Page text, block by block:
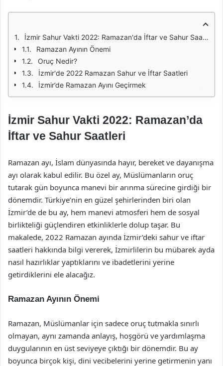
İzmir Sahur Vakti 2022: Ramazan'da İftar ve Sahur Saatleri
Ramazan Ayının Önemi
Oruç Nedir?
İzmir'de 2022 Ramazan Sahur ve İftar Saatleri
İzmir’de Ramazan Ayını Geçirmek
İzmir Sahur Vakti 2022: Ramazan’da
İftar ve Sahur Saatleri
Ramazan ayı, İslam dünyasında hayır, bereket ve dayanışma
ayı olarak kabul edilir. Bu özel ay, Müslümanların oruç
tutarak gün boyunca manevi bir arınma sürecine girdiği bir
dönemdir. Türkiye’nin en güzel şehirlerinden biri olan
İzmir’de de bu ay, hem manevi atmosferi hem de sosyal
birlikteliği güçlendiren etkinliklerle dolup taşar. Bu
makalede, 2022 Ramazan ayında İzmir’deki sahur ve iftar
saatleri hakkında bilgi vererek, İzmirlilerin bu mübarek ayda
nasıl hazırlıklar yaptıklarını ve ibadetlerini yerine
getirdiklerini ele alacağız.
Ramazan Ayının Önemi
Ramazan, Müslümanlar için sadece oruç tutmakla sınırlı
olmayan, aynı zamanda anlayış, hoşgörü ve yardımlaşma
duygularının en üst seviyeye çıktığı bir dönemdir. Bu ay
boyunca birçok kişi, dini vecibelerini yerine getirmenin yanı